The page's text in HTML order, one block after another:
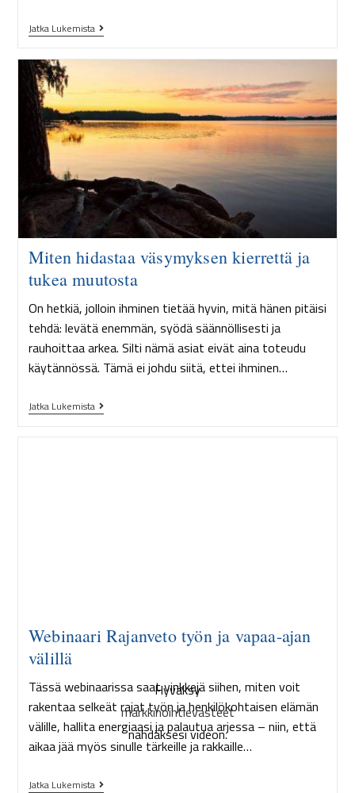
Jatka Lukemista
Miten hidastaa väsymyksen kierrettä ja
tukea muutosta
On hetkiä, jolloin ihminen tietää hyvin, mitä hänen pitäisi
tehdä: levätä enemmän, syödä säännöllisesti ja
rauhoittaa arkea. Silti nämä asiat eivät aina toteudu
käytännössä. Tämä ei johdu siitä, ettei ihminen…
Jatka Lukemista
Hyväksy
markkinointievästeet
nähdäksesi videon.
Webinaari Rajanveto työn ja vapaa-ajan
välillä
Tässä webinaarissa saat vinkkejä siihen, miten voit
rakentaa selkeät rajat työn ja henkilökohtaisen elämän
välille, hallita energiaasi ja palautua arjessa – niin, että
aikaa jää myös sinulle tärkeille ja rakkaille…
Jatka Lukemista